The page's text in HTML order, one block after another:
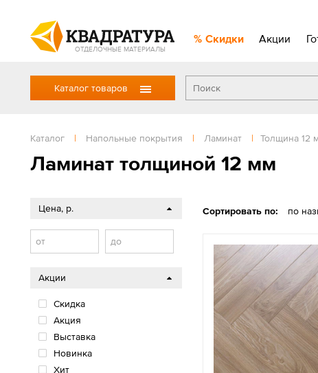
ОТДЕЛОЧНЫЕ МАТЕРИАЛЫ
Скидки Акции
Каталог товаров
Каталог | Напольные покрытия | Ламинат | Толщина 12
Ламинат толщиной 12 мм
Сортировать по: по
Цена, р.
от до
Акции
Скидка
Акция
Выставка
Новинка
Хит